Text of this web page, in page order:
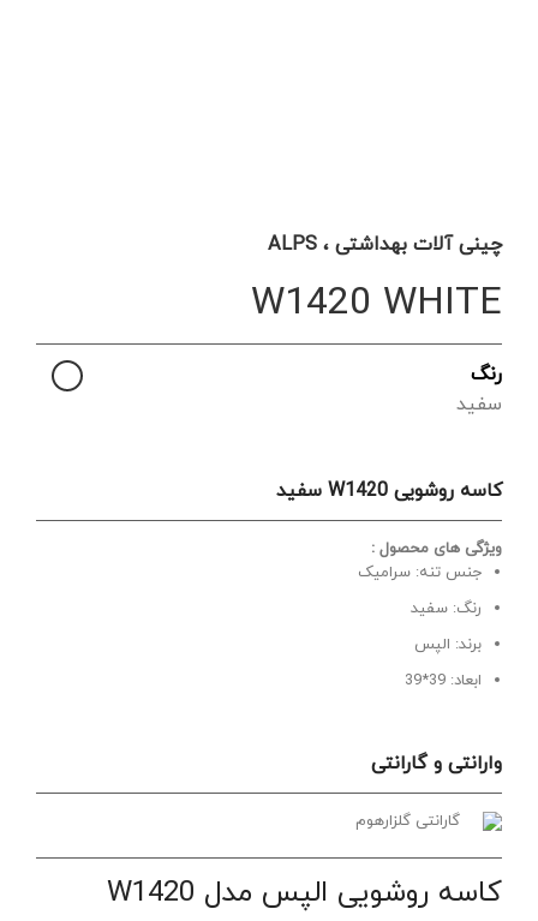
چینی آلات بهداشتی ، ALPS
W1420 WHITE
رنگ
سفید
کاسه روشویی W1420 سفید
ویژگی های محصول :
جنس تنه: سرامیک
رنگ: سفید
برند: الپس
ابعاد: 39*39
وارانتی و گارانتی
گارانتی گلزارهوم
کاسه روشویی الپس مدل W1420